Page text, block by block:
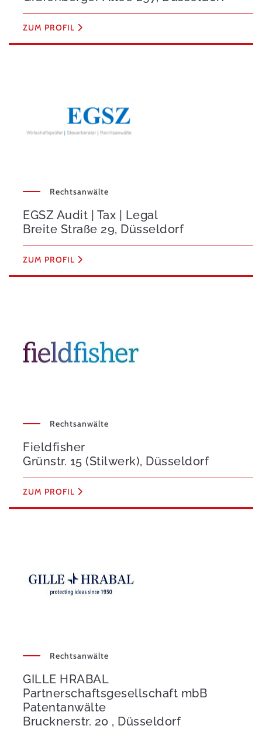
ZUM PROFIL
Rechtsanwälte
EGSZ Audit | Tax | Legal
Breite Straße 29, Düsseldorf
ZUM PROFIL
Rechtsanwälte
Fieldfisher
Grünstr. 15 (Stilwerk), Düsseldorf
ZUM PROFIL
Rechtsanwälte
GILLE HRABAL
Partnerschaftsgesellschaft mbB
Patentanwälte
Brucknerstr. 20 , Düsseldorf